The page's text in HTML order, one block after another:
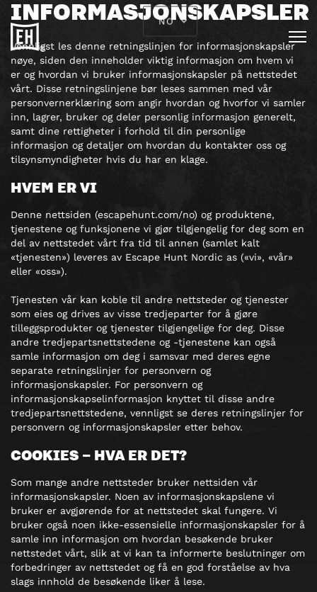
NO
INFORMASJONSKAPSLER
Vennligst les denne retningslinjen for informasjonskapsler
nøye, siden den inneholder viktig informasjon om hvem vi
er og hvordan vi bruker informasjonskapsler på nettstedet
vårt. Disse retningslinjene bør leses sammen med vår
personvernerklæring som angir hvordan og hvorfor vi samler
inn, lagrer, bruker og deler personlig informasjon generelt,
samt dine rettigheter i forhold til din personlige
informasjon og detaljer om hvordan du kontakter oss og
tilsynsmyndigheter hvis du har en klage.
HVEM ER VI
Denne nettsiden (escapehunt.com/no) og produktene,
tjenestene og funksjonene vi gjør tilgjengelig for deg som en
del av nettstedet vårt fra tid til annen (samlet kalt
«tjenesten») leveres av Escape Hunt Nordic as («vi», «vår»
eller «oss»).
Tjenesten vår kan koble til andre nettsteder og tjenester
som eies og drives av visse tredjeparter for å gjøre
tilleggsprodukter og tjenester tilgjengelige for deg. Disse
andre tredjepartsnettstedene og -tjenestene kan også
samle informasjon om deg i samsvar med deres egne
separate retningslinjer for personvern og
informasjonskapsler. For personvern og
informasjonskapselinformasjon knyttet til disse andre
tredjepartsnettstedene, vennligst se deres retningslinjer for
personvern og informasjonskapsler etter behov.
COOKIES – HVA ER DET?
Som mange andre nettsteder bruker nettsiden vår
informasjonskapsler. Noen av informasjonskapslene vi
bruker er avgjørende for at nettstedet skal fungere. Vi
bruker også noen ikke-essensielle informasjonskapsler for å
samle inn informasjon om hvordan besøkende bruker
nettstedet vårt, slik at vi kan ta informerte beslutninger om
forbedringer av nettstedet og få en god forståelse av hva
slags innhold de besøkende liker å lese.